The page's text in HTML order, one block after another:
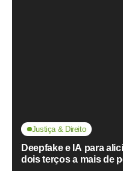
Justiça & Direito
Deepfake e IA para
dois terços a mais de